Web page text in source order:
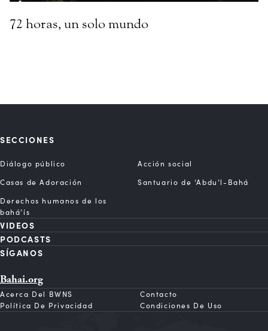
72 horas, un solo mundo
SECCIONES
Diálogo público
Acción social
Casas de Adoración
Santuario de ‘Abdu’l-Bahá
Derechos humanos de los
bahá’ís
VIDEOS
PODCASTS
SÍGANOS
Bahai.org
Acerca Del BWNS
Contacto
Política De Privacidad
Condiciones De Uso